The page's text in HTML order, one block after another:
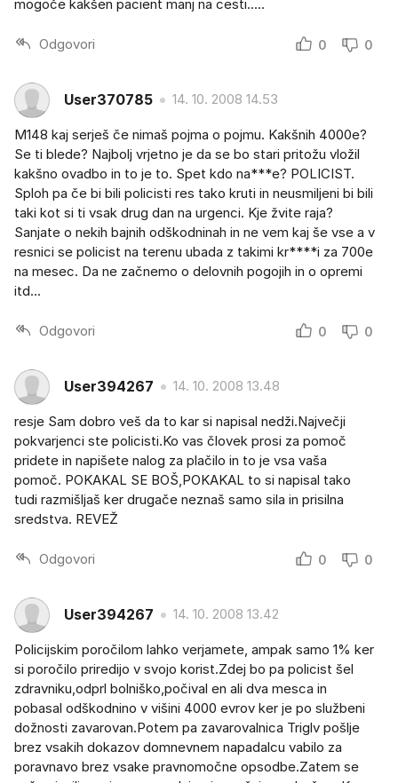
mogoče kakšen pacient manj na cesti.....
Odgovori 0 0
User370785 14. 10. 2008 14.53
M148 kaj serješ če nimaš pojma o pojmu. Kakšnih 4000e?
Se ti blede? Najbolj vrjetno je da se bo stari pritožu vložil
kakšno ovadbo in to je to. Spet kdo na***e? POLICIST.
Sploh pa če bi bili policisti res tako kruti in neusmiljeni bi bili
taki kot si ti vsak drug dan na urgenci. Kje žvite raja?
Sanjate o nekih bajnih odškodninah in ne vem kaj še vse a v
resnici se policist na terenu ubada z takimi kr****i za 700e
na mesec. Da ne začnemo o delovnih pogojih in o opremi
itd...
Odgovori 0 0
User394267 14. 10. 2008 13.48
resje Sam dobro veš da to kar si napisal nedži.Največji
pokvarjenci ste policisti.Ko vas človek prosi za pomoč
pridete in napišete nalog za plačilo in to je vsa vaša
pomoč. POKAKAL SE BOŠ,POKAKAL to si napisal tako
tudi razmišljaš ker drugače neznaš samo sila in prisilna
sredstva. REVEŽ
Odgovori 0 0
User394267 14. 10. 2008 13.42
Policijskim poročilom lahko verjamete, ampak samo 1% ker
si poročilo priredijo v svojo korist.Zdej bo pa policist šel
zdravniku,odprl bolniško,počival en ali dva mesca in
pobasal odškodnino v višini 4000 evrov ker je po službeni
dožnosti zavarovan.Potem pa zavarovalnica Triglv pošlje
brez vsakih dokazov domnevnem napadalcu vabilo za
poravnavo brez vsake pravnomočne opsodbe.Zatem se